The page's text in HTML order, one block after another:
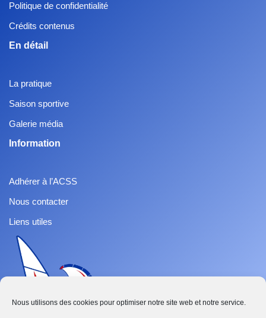
Nous utilisons des cookies pour optimiser notre site web et notre service.
Politique de confidentialité
Crédits contenus
En détail
La pratique
Saison sportive
Galerie média
Information
Adhérer à l’ACSS
Nous contacter
Liens utiles